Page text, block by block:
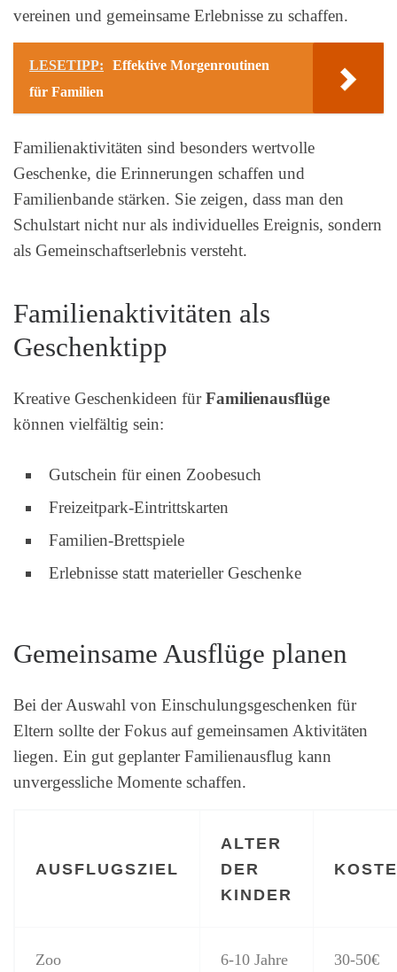
vereinen und gemeinsame Erlebnisse zu schaffen.
LESETIPP:
Effektive Morgenroutinen
für Familien
Familienaktivitäten sind besonders wertvolle
Geschenke, die Erinnerungen schaffen und
Familienbande stärken. Sie zeigen, dass man den
Schulstart nicht nur als individuelles Ereignis, sondern
als Gemeinschaftserlebnis versteht.
Familienaktivitäten als
Geschenktipp
Kreative Geschenkideen fürFamilienausflüge
können vielfältig sein:
Gutschein für einen Zoobesuch
Freizeitpark-Eintrittskarten
Familien-Brettspiele
Erlebnisse statt materieller Geschenke
Gemeinsame Ausflüge planen
Bei der Auswahl von Einschulungsgeschenken für
Eltern sollte der Fokus auf gemeinsamen Aktivitäten
liegen. Ein gut geplanter Familienausflug kann
unvergessliche Momente schaffen.
AUSFLUGSZIEL
ALTER
DER
KINDER
Zoo 6-10 Jahre 30-50€